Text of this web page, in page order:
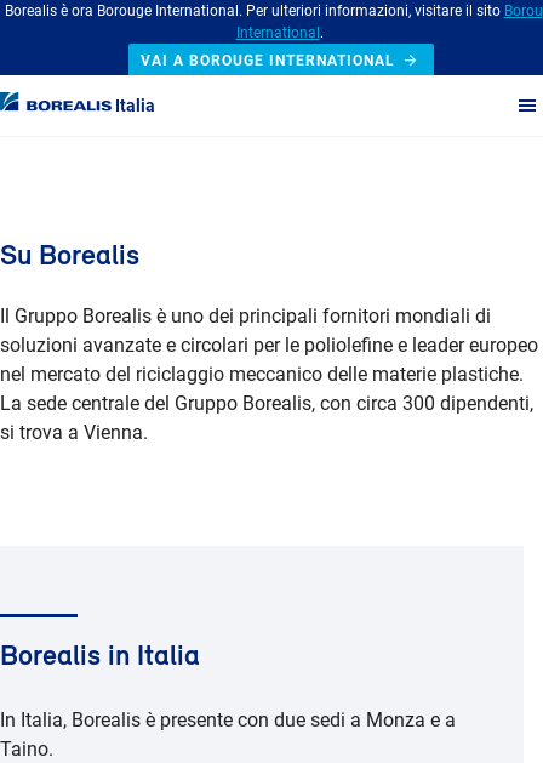
Borealis è ora Borouge International. Per ulteriori informazioni, visitare il sito
International .
VAI A BOROUGE INTERNATIONAL
Italia
Su Borealis
Il Gruppo Borealis è uno dei principali fornitori mondiali di
soluzioni avanzate e circolari per le poliolefine e leader europeo
nel mercato del riciclaggio meccanico delle materie plastiche.
La sede centrale del Gruppo Borealis, con circa 300 dipendenti,
si trova a Vienna.
Borealis in Italia
In Italia, Borealis è presente con due sedi a Monza e a
Taino.